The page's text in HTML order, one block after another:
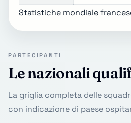
Statistiche mondiale
PARTECIPANTI
Le nazionali
La griglia completa delle
con indicazione di paese